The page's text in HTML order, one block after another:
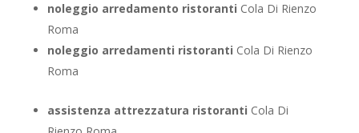
noleggio arredamento ristoranti Cola Di Rienzo
Roma
noleggio arredamenti ristoranti Cola Di Rienzo
Roma
assistenza attrezzatura ristoranti Cola Di